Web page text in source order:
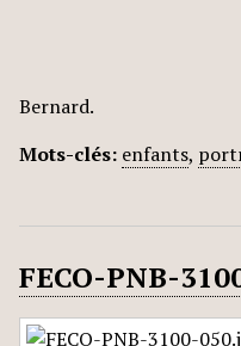
Bernard.
Mots-clés: enfants,
FECO-PNB-